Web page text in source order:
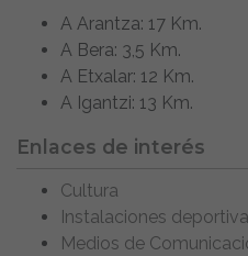
A Arantza: 17 Km.
A Bera: 3,5 Km.
A Etxalar: 12 Km.
A Igantzi: 13 Km.
Enlaces de interés
Cultura
Instalaciones
Medios de